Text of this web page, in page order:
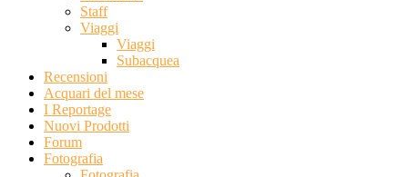
Staff
Viaggi
Viaggi
Subacquea
Recensioni
Acquari del mese
I Reportage
Nuovi Prodotti
Forum
Fotografia